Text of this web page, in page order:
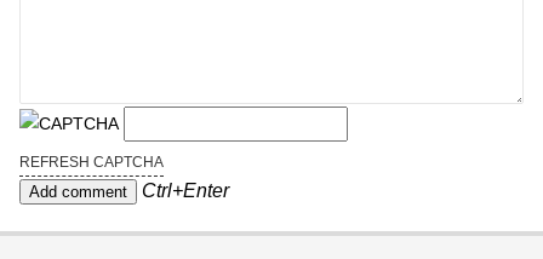
REFRESH CAPTCHA
Ctrl+Enter